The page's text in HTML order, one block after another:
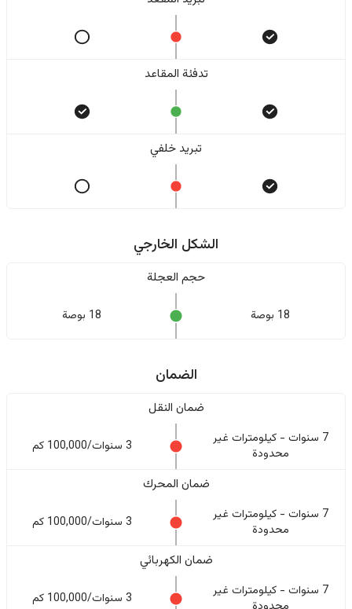
تدفئة المقاعد
تبريد خلفي
الشكل الخارجي
حجم العجلة
18 بوصة 18 بوصة
الضمان
ضمان النقل
7 سنوات - كيلومترات غير
محدودة
3 سنوات/100,000 كم
ضمان المحرك
7 سنوات - كيلومترات غير
محدودة
3 سنوات/100,000 كم
ضمان الكهربائي
7 سنوات - كيلومترات غير
3 سنوات/100,000 كم